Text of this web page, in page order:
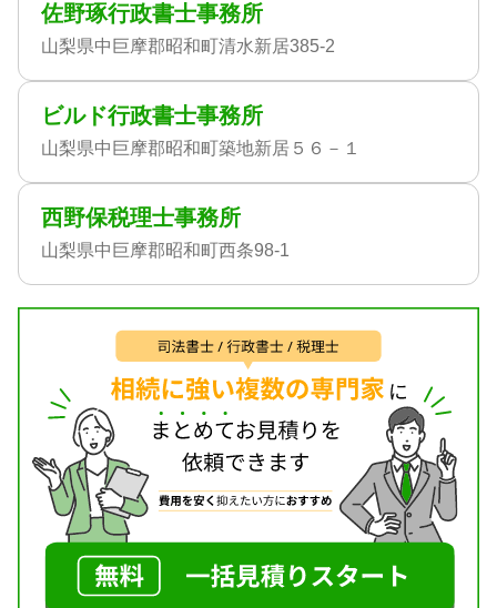
佐野琢行政書士事務所
山梨県中巨摩郡昭和町清水新居385-2
ビルド行政書士事務所
山梨県中巨摩郡昭和町築地新居５６－１
西野保税理士事務所
山梨県中巨摩郡昭和町西条98-1